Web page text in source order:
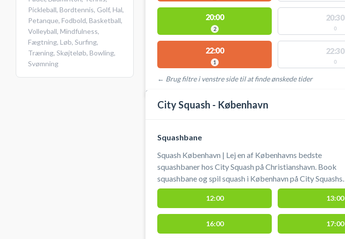
Pickleball, Bordtennis, Golf, Hal,
Petanque, Fodbold, Basketball,
Volleyball, Mindfulness,
Fægtning, Løb, Surfing,
Træning, Skøjteløb, Bowling,
Svømning
20:00
2
20:30
0
22:00
1
22:30
0
← Brug filtre i venstre side til at finde ønskede tider
STEDER MED LEDIGE AKTIVITETER
City Squash - København
Squashbane
Squash København | Lej en af Københavns bedste
squashbaner hos City Squash på Christianshavn. Book
squashbane og spil squash i København på City Squashs
squashbaner på Kløvermarken, København S.
12:00 13:00
16:00 17:00